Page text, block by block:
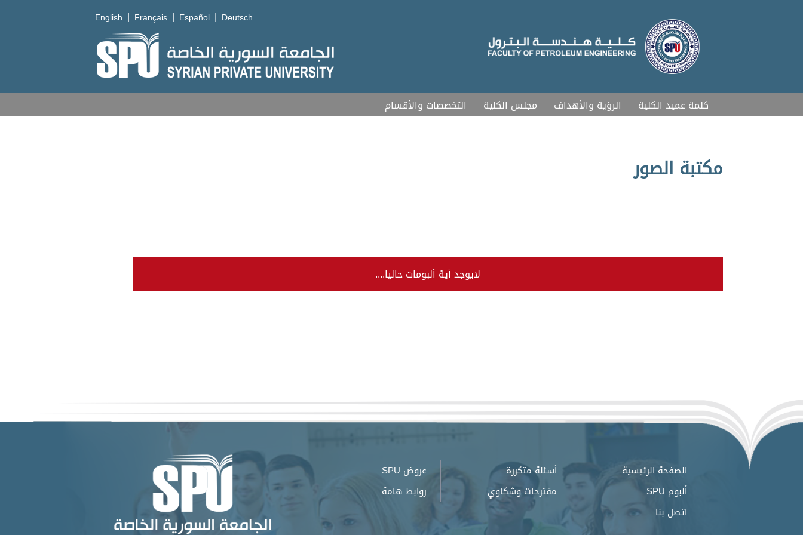
English | Français | Español | Deutsch
كلمة عميد الكلية الرؤية والأهداف مجلس الكلية التخصصات والأقسام
مكتبة الصور
لايوجد أية ألبومات حاليا....
الصفحة الرئيسية أسئلة متكررة
عروض SPU
ألبوم SPU
مقترحات وشكاوي
روابط هامة
اتصل بنا